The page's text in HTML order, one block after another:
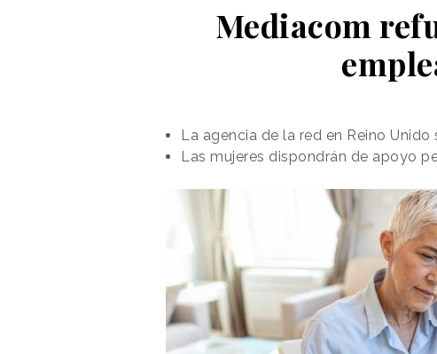
Balenciaga
segunda mano
La moda de
Will Wright y James Morgan, los
“No son muchas las veces en que
sostenibilidad, así que no dudamos
sentido nos daba Oxfam. Ha sido un
talento de mucha gente ha hecho que
Mediacom
La agencia de la red en Reino
Las mujeres dispondrán de apoyo